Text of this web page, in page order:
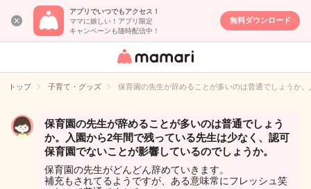
アプリでいつでもアクセス！
ママに嬉しい！アプリ限定
キャンペーンも随時配信中！
無料ダウンロード
女性専用匿名QA
イト
トップ 子育て・グッズ 保育園の先生が辞めることが多いのは普通でしょうか
保育園の先生が辞めることが多いのは普通でしょう
か。入園から2年間で残っている先生は少なく、認可
保育園でないことが影響しているのでしょうか。
保育園の先生がどんどん辞めていきます。
補充もされてるようですが、ある意味常にフレッシュ笑